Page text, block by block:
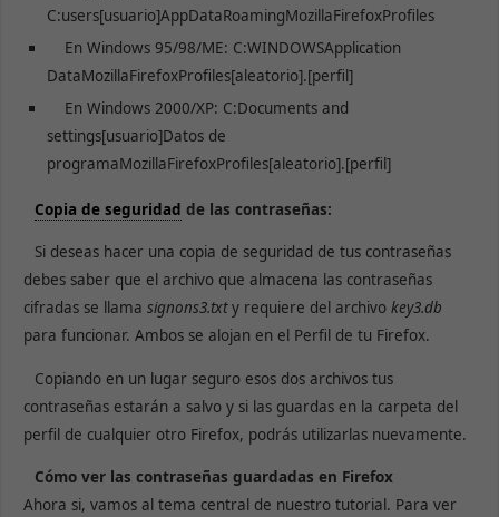
C:users[usuario]AppDataRoamingMozillaFirefoxProfiles
En Windows 95/98/ME: C:WINDOWSApplication
DataMozillaFirefoxProfiles[aleatorio].[perfil]
En Windows 2000/XP: C:Documents and
settings[usuario]Datos de
programaMozillaFirefoxProfiles[aleatorio].[perfil]
Copia de seguridad de las contraseñas:
Si deseas hacer una copia de seguridad de tus contraseñas
debes saber que el archivo que almacena las contraseñas
cifradas se llamasignons3.txty requiere del archivo key3.db
para funcionar. Ambos se alojan en el Perfil de tu Firefox.
Copiando en un lugar seguro esos dos archivos tus
contraseñas estarán a salvo y si las guardas en la carpeta del
perfil de cualquier otro Firefox, podrás utilizarlas nuevamente.
Cómo ver las contraseñas guardadas en Firefox
Ahora si, vamos al tema central de nuestro tutorial. Para ver